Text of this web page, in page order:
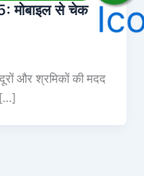
मोबाइल से चेक
और श्रमिकों की मदद
[…]